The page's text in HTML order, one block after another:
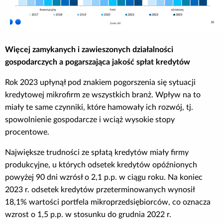
Więcej zamykanych i zawieszonych działalności
gospodarczych a pogarszająca jakość spłat kredytów
Rok 2023 upłynął pod znakiem pogorszenia się sytuacji
kredytowej mikrofirm ze wszystkich branż. Wpływ na to
miały te same czynniki, które hamowały ich rozwój, tj.
spowolnienie gospodarcze i wciąż wysokie stopy
procentowe.
Największe trudności ze spłatą kredytów miały firmy
produkcyjne, u których odsetek kredytów opóźnionych
powyżej 90 dni wzrósł o 2,1 p.p. w ciągu roku. Na koniec
2023 r. odsetek kredytów przeterminowanych wynosił
18,1% wartości portfela mikroprzedsiębiorców, co oznacza
wzrost o 1,5 p.p. w stosunku do grudnia 2022 r.